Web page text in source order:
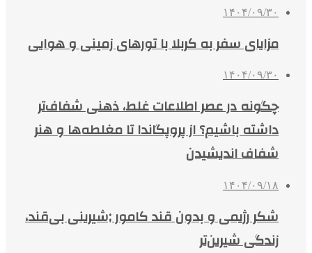
۱۴۰۴/۰۹/۳۰
مزایای سفر به کربلا با تورهای زمینی و هوایی
۱۴۰۴/۰۹/۳۰
چگونه در عصر اطلاعات غلط، ذهنی شفاف‌تر
داشته باشیم؟ از پروپگاندا تا مغلطه‌ها و هنر
شفاف اندیشیدن
۱۴۰۴/۰۹/۱۸
شکر رژیمی و بدون قند کامور ;شیرینی بی‌قند،
زندگی شیرین‌تر